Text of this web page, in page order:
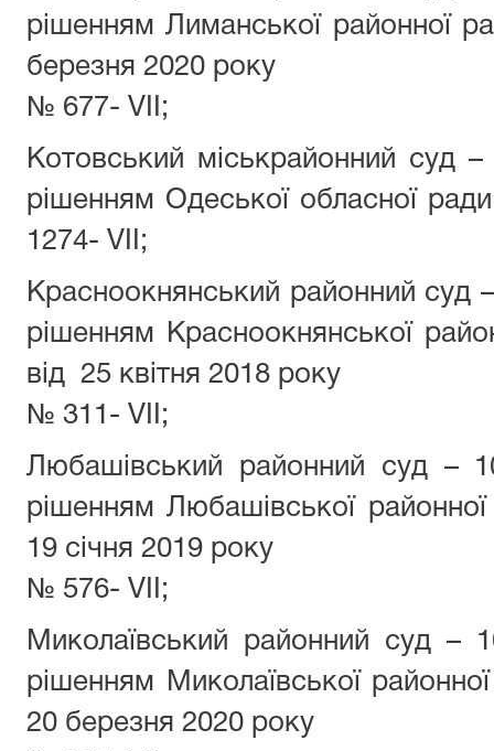
рішенням Лиманської районної
березня 2020 року
№ 677- VII;
Котовський міськрайонний суд
рішенням Одеської обласної
1274- VII;
Красноокнянський районний суд
рішенням Красноокнянської
від 25 квітня 2018 року
№ 311- VII;
Любашівський районний суд –
рішенням Любашівської
19 січня 2019 року
№ 576- VII;
Миколаївський районний суд –
рішенням Миколаївської
20 березня 2020 року